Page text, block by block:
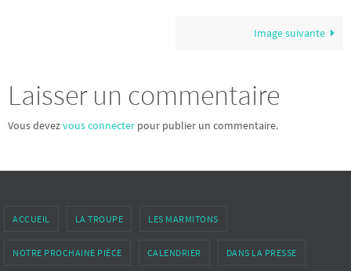
Image suivante
Laisser un commentaire
Vous devezvous connecter pour publier un commentaire.
ACCUEIL LA TROUPE LES MARMITONS
NOTRE PROCHAINE PIÈCE CALENDRIER DANS LA PRESSE